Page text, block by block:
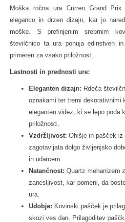
Moška ročna ura Curren Grand Prix
eleganco in drzen dizajn, kar jo
moške. S prefinjenim srebrnim
številčnico ta ura ponuja edinstven
primeren za vsako priložnost.
Lastnosti in prednosti ure:
Eleganten dizajn: Rdeča
oznakami ter tremi dekorativnimi
eleganten videz, ki se lepo poda
priložnosti.
Vzdržljivost: Ohišje in pašček
zagotavljata dolgo življenjsko
in udarcem.
Natančnost: Quartz mehanizem
zanesljivost, kar pomeni, da
ura.
Udobje: Kovinski pašček je
skozi ves dan. Prilagoditev